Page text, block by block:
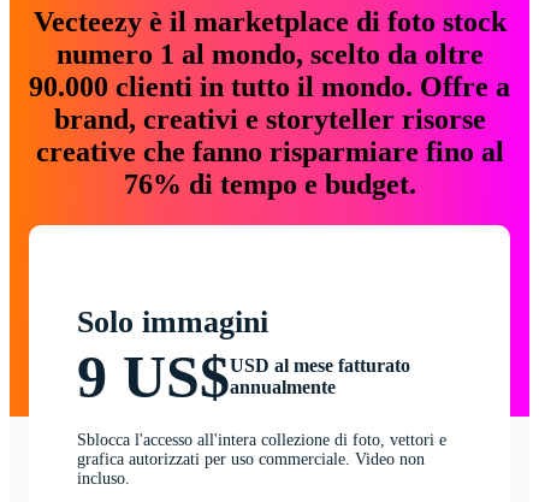
Vecteezy è il marketplace di foto stock
numero 1 al mondo, scelto da oltre
90.000 clienti in tutto il mondo. Offre a
brand, creativi e storyteller risorse
creative che fanno risparmiare fino al
76% di tempo e budget.
Solo immagini
9 US$USD al mese fatturato
annualmente
Sblocca l'accesso all'intera collezione di foto, vettori e
grafica autorizzati per uso commerciale. Video non
incluso.